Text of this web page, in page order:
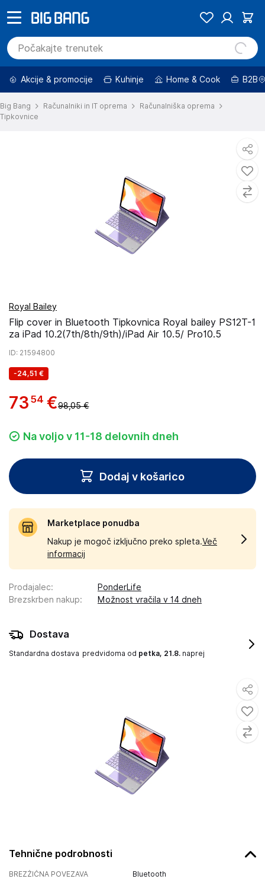
Akcije & promocije Kuhinje Home & Cook B2B
Big Bang Računalniki in IT oprema
Računalniška oprema
Tipkovnice
Tehnične podrobnosti
BREZŽIČNA POVEZAVA
Bluetooth
Royal Bailey
Flip cover in Bluetooth Tipkovnica Royal bailey PS12T-1
za iPad 10.2(7th/8th/9th)/iPad Air 10.5/ Pro10.5
ID: 21594800
-24,51 €
73 54 €98,05 €
Na voljo v 11-18 delovnih dneh
Dodaj v košarico
Marketplace ponudba
Nakup je mogoč izključno preko spleta.Več
informacij
Prodajalec:
PonderLife
Brezskrben nakup: Možnost vračila v 14 dneh
Dostava
Standardna dostava predvidoma od petka, 21.8. naprej